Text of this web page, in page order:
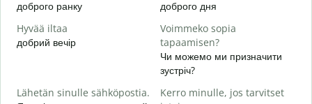
доброго ранку
доброго дня
Hyvää iltaa
добрий вечір
Voimmeko sopia
tapaamisen?
Чи можемо ми призначити
зустріч?
Lähetän sinulle sähköpostia.
Kerro minulle, jos tarvitset